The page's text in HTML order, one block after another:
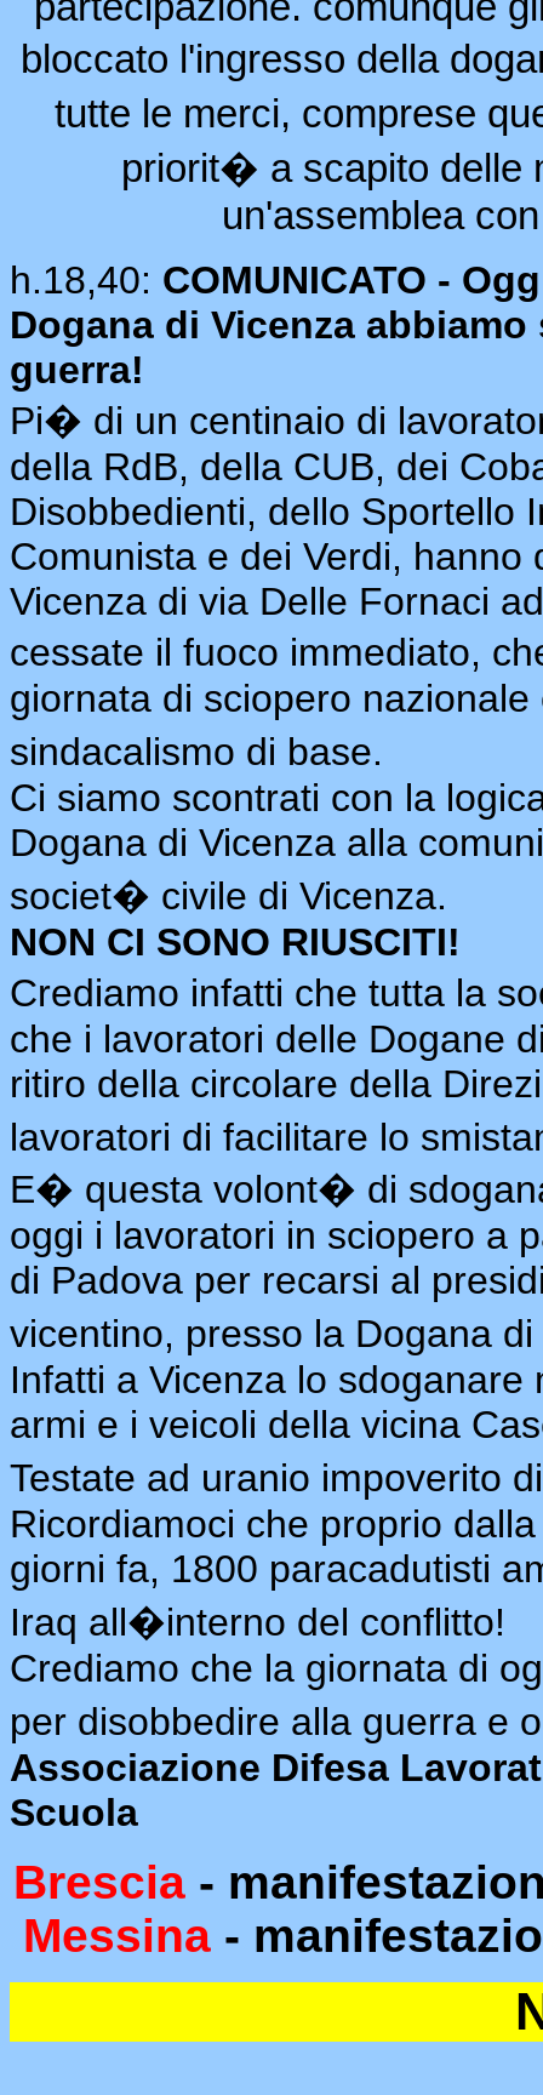
bloccato l'ingresso della
tutte le merci, comprese
priorit� a scapito delle
un'assemblea
h.18,40: COMUNICATO -
Dogana di Vicenza
guerra!
Pi� di un centinaio di
della RdB, della CUB, dei
Disobbedienti, dello Sportello
Comunista e dei Verdi,
Vicenza di via Delle Fornaci
cessate il fuoco immediato,
giornata di sciopero
sindacalismo di base.
Ci siamo scontrati con la
Dogana di Vicenza alla
societ� civile di Vicenza.
NON CI SONO RIUSCITI!
Crediamo infatti che tutta la
che i lavoratori delle Dogane
ritiro della circolare della
lavoratori di facilitare lo
E� questa volont� di
oggi i lavoratori in sciopero a
di Padova per recarsi al
vicentino, presso la Dogana
Infatti a Vicenza lo
armi e i veicoli della vicina
Testate ad uranio impoverito
Ricordiamoci che proprio
giorni fa, 1800 paracadutisti
Iraq all�interno del conflitto!
Crediamo che la giornata di
per disobbedire alla guerra
Associazione Difesa
Scuola
Brescia -
Messina-